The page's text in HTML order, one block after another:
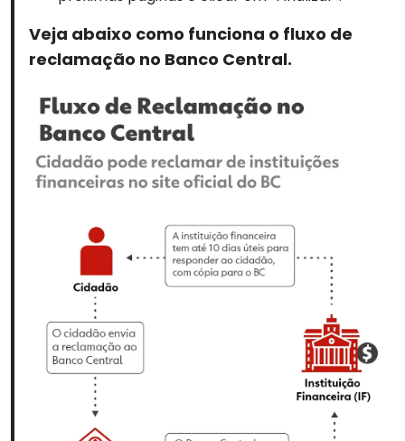
Veja abaixo como funciona o fluxo de
reclamação no Banco Central.